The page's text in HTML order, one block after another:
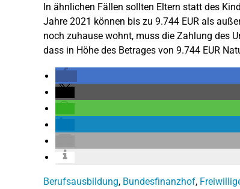
In ähnlichen Fällen sollten Eltern statt des
Jahre 2021 können bis zu 9.744 EUR als
noch zuhause wohnt, muss die Zahlung des
dass in Höhe des Betrages von 9.744 EUR
Berufsausbildung, Bundesfinanzhof,